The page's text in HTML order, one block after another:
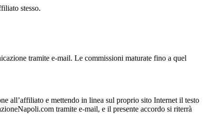
stesso.
tramite e-mail. Le commissioni maturate fino a quel
all’affiliato e mettendo in linea sul proprio sito Internet il testo
tramite e-mail, e il presente accordo si riterrà